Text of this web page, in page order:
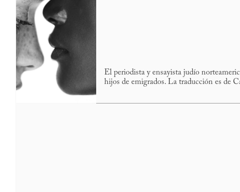
El periodista y ensayista judío
hijos de emigrados. La traducción es de